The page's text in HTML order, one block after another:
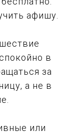
афишу.
в
за
а не в
или